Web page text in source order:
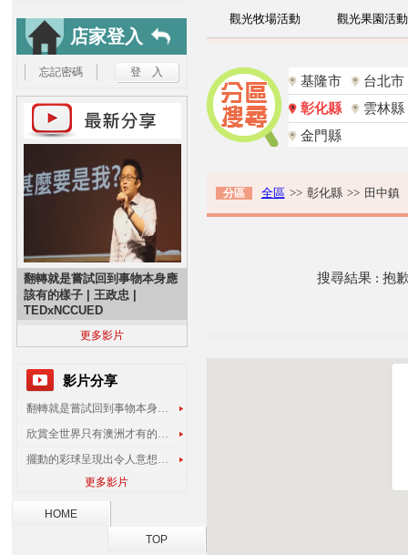
店家登入
忘記密碼
翻轉就是嘗試回到事物本身應
該有的樣子 | 王政忠 |
TEDxNCCUED
更多影片
影片分享
翻轉就是嘗試回到事物本身應該有的樣子 | 王政忠 | TEDxNCCUED
欣賞全世界只有澳洲才有的孔雀蜘蛛
擺動的彩球呈現出令人意想不到的視覺效果
更多影片
觀光牧場活動 觀光果園活動
基隆市
台北市
彰化縣
雲林縣
金門縣
分區 全區 >> 彰化縣 >> 田中鎮
搜尋結果 : 抱
HOME
TOP